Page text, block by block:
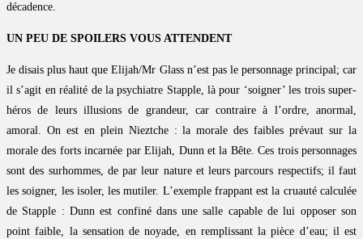
décadence.
UN PEU DE SPOILERS VOUS ATTENDENT
Je disais plus haut que Elijah/Mr Glass n’est pas le personnage principal; car
il s’agit en réalité de la psychiatre Stapple, là pour ‘soigner’ les trois super-
héros de leurs illusions de grandeur, car contraire à l’ordre, anormal,
amoral. On est en plein Nieztche : la morale des faibles prévaut sur la
morale des forts incarnée par Elijah, Dunn et la Bête. Ces trois personnages
sont des surhommes, de par leur nature et leurs parcours respectifs; il faut
les soigner, les isoler, les mutiler. L’exemple frappant est la cruauté calculée
de Stapple : Dunn est confiné dans une salle capable de lui opposer son
point faible, la sensation de noyade, en remplissant la pièce d’eau; il est